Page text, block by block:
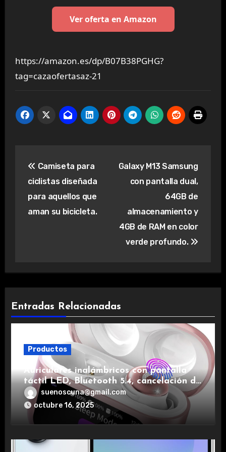
Ver oferta en Amazon
https://amazon.es/dp/B07B38PGHG?
tag=cazaofertasaz-21
de
entradas
Camiseta para
ciclistas diseñada
para aquellos que
aman su bicicleta.
Galaxy M13 Samsung
con pantalla dual,
64GB de
almacenamiento y
4GB de RAM en color
verde profundo.
Entradas Relacionadas
Productos
Auriculares inalámbricos con pantalla
táctil LED, Bluetooth 5.4, cancelación de
ruido, impermeables y de larga duración.
suenoscuna@gmail.com
octubre 16, 2025